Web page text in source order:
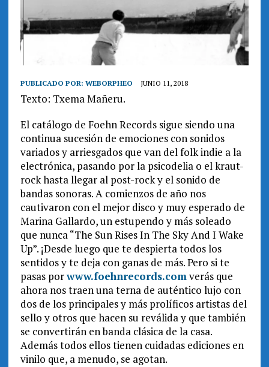
PUBLICADO POR: WEBORPHEO JUNIO 11, 2018
Texto: TxemaMañeru.
El catálogo de Foehn Records sigue siendo una
continua sucesión de emociones con sonidos
variados y arriesgados que van del folk indie a la
electrónica, pasando por la psicodelia o el kraut-
rock hasta llegar al post-rock y el sonido de
bandas sonoras. A comienzos de año nos
cautivaron con el mejor disco y muy esperado de
Marina Gallardo, un estupendo y más soleado
que nunca “The Sun Rises In The Sky And I Wake
Up”. ¡Desde luego que te despierta todos los
sentidos y te deja con ganas de más. Pero si te
pasas porwww.foehnrecords.comverás que
ahora nos traen una terna de auténtico lujo con
dos de los principales y más prolíficos artistas del
sello y otros que hacen su reválida y que también
se convertirán en banda clásica de la casa.
Además todos ellos tienen cuidadas ediciones en
vinilo que, a menudo, se agotan.